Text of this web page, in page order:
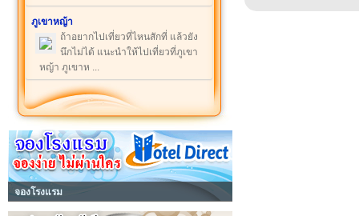
ภูเขาหญ้า
ถ้าอยากไปเที่ยวที่ไหนสักที่ แล้วยัง
นึกไม่ได้ แนะนำให้ไปเที่ยวที่ภูเขา
หญ้า ภูเขาห ...
จองโรงแรม